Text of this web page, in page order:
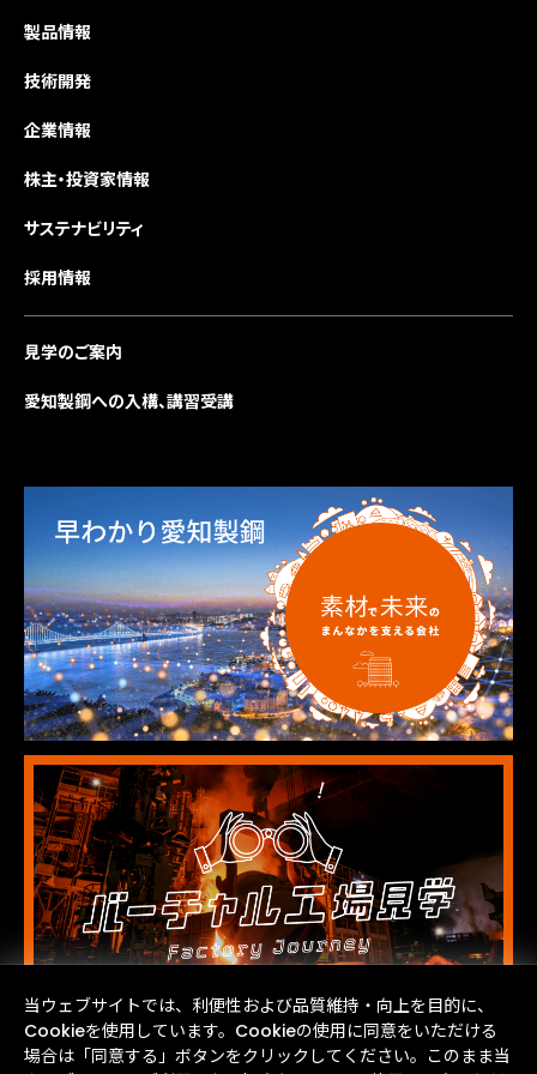
製品情報
技術開発
企業情報
株主・投資家情報
サステナビリティ
採用情報
見学のご案内
愛知製鋼への入構、講習受講
当ウェブサイトでは、利便性および品質維持・向上を目的に、
Cookieを使用しています。Cookieの使用に同意をいただける
場合は「同意する」ボタンをクリックしてください。このまま当